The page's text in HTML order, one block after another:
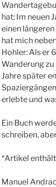
hat: Im neuen
einen
hat mich
Hohler: Als er
Wanderung
Jahre später
erlebte und
Ein Buch
schreiben,
*Artikel
Manuel